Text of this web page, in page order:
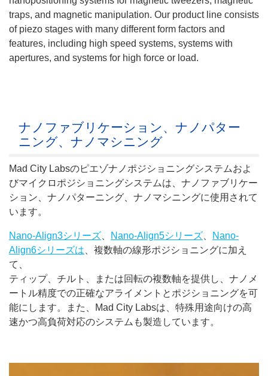
traps, and magnetic manipulation. Our product line consists
of piezo stages with many different form factors and
features, including high speed systems, systems with
apertures, and systems for high force or load.
ナノファブリケーション、ナノパター
ニング、ナノマシニング
Mad City Labsのピエゾナノポジショニングシステムおよ
びマイクロポジショニングシステムは、ナノファブリケー
ション、ナノパターニング、ナノマシニングに使用されて
います。
Nano-Align3シリーズ Nano-Align5シリーズ
Nano-
Align6シリーズは 、複数軸の線形ポジショニングに加え
て、
ティップ、チルト、または回転の複数軸を提供し、ナノメ
ートル精度での正確なアライメントとポジショニングを可
能にします。また、Mad City Labsは、特殊用途向けの高
速かつ高負荷対応のシステムも製造しています。